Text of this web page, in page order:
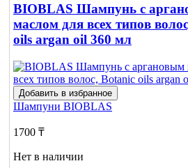
о наличии
BIOBLAS Шампунь с
маслом для всех типов
oils argan oil 360 мл
Добавить в избранное
Шампуни BIOBLAS
1700 ₸
Нет в наличии